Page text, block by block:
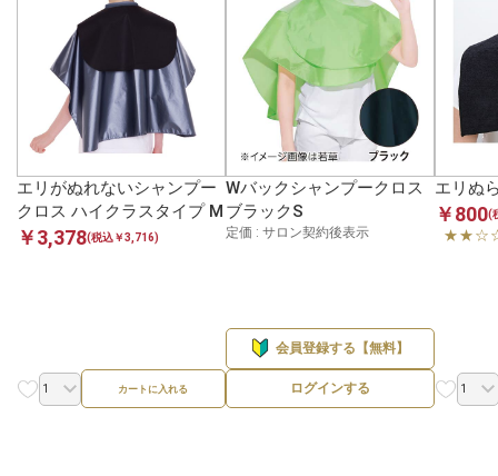
エリがぬれないシャンプー
クロス ハイクラスタイプ M
￥3,378(税込￥3,716)
カートに入れる
Wバックシャンプークロス
ブラックS
定価 : サロン契約後表示
会員登録する【無料】
ログインする
エリぬ
￥800(